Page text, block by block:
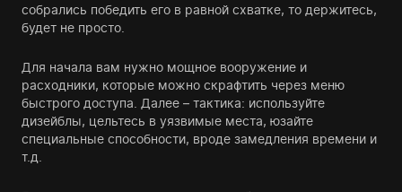
собрались победить его в равной схватке, то держитесь,
будет не просто.
Для начала вам нужно мощное вооружение и
расходники, которые можно скрафтить через меню
быстрого доступа. Далее – тактика: используйте
дизейблы, цельтесь в уязвимые места, юзайте
специальные способности, вроде замедления времени и
т.д.